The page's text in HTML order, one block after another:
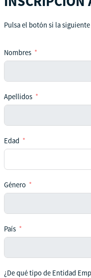
Pulsa el botón si la
Nombres
Apellidos
Edad
Género
País
¿De qué tipo de Entidad